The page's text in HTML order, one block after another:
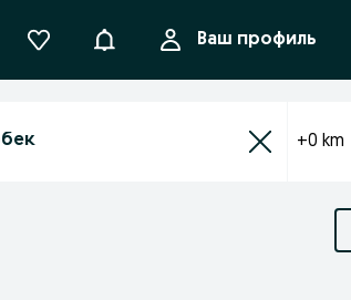
УведомленияВаш профиль
+0 km